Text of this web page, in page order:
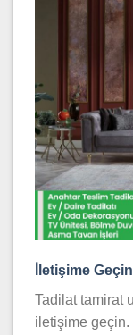
İletişime Geçin
Tadilat tamirat
iletişime